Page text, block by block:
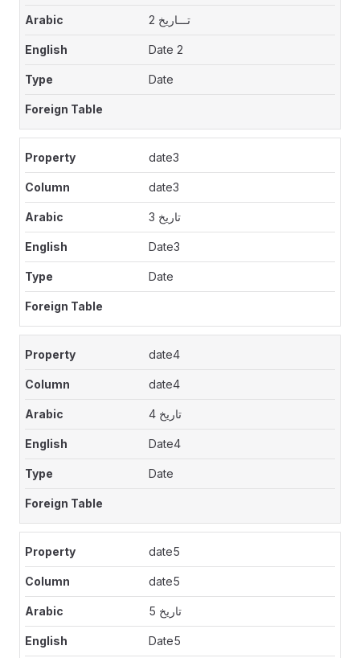
تـــاريخ 2
Date 2
Date
date3
date3
تاريخ 3
Date3
Date
date4
date4
تاريخ 4
Date4
Date
date5
date5
تاريخ 5
Date5